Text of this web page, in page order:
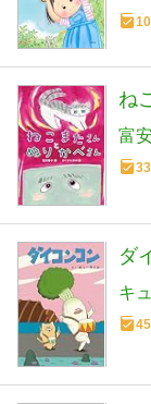
10
ね
富
33
ダ
キ
45